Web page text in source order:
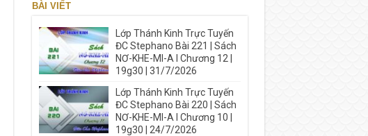
BÀI VIẾT
Lớp Thánh Kinh Trực Tuyến
ĐC Stephano Bài 221 | Sách
NƠ-KHE-MI-A I Chương 12 |
19g30 | 31/7/2026
Lớp Thánh Kinh Trực Tuyến
ĐC Stephano Bài 220 | Sách
NƠ-KHE-MI-A I Chương 10 |
19g30 | 24/7/2026